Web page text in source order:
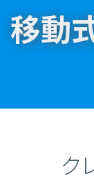
移動
ク